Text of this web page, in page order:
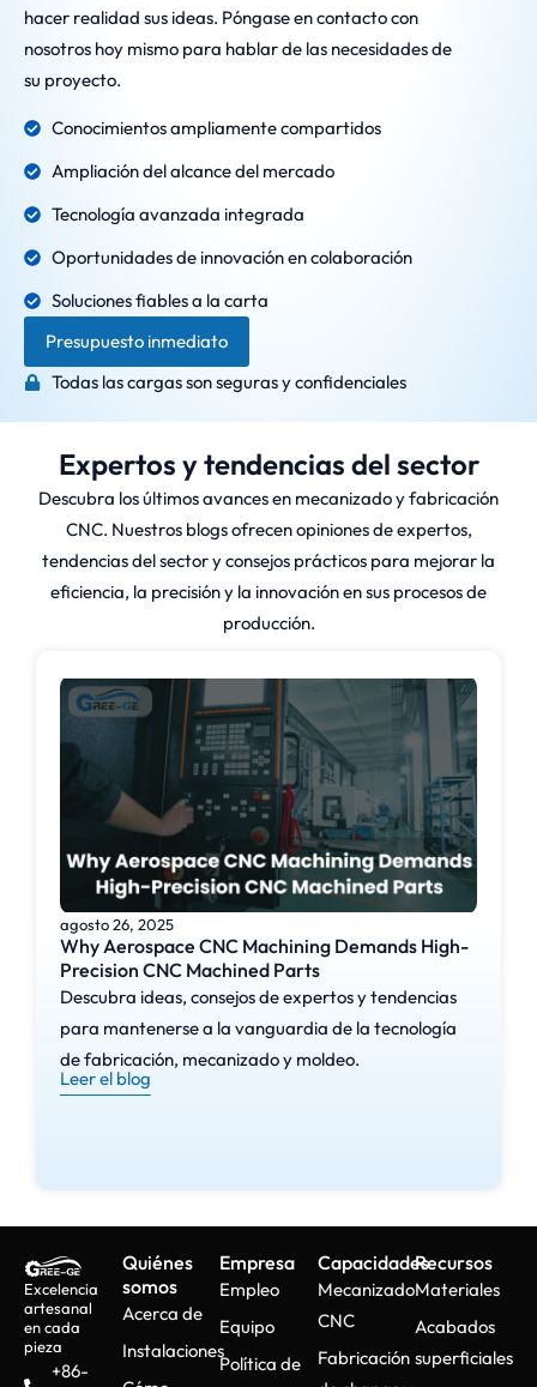
hacer realidad sus ideas. Póngase en contacto con
nosotros hoy mismo para hablar de las necesidades de
su proyecto.
Conocimientos ampliamente compartidos
Ampliación del alcance del mercado
Tecnología avanzada integrada
Oportunidades de innovación en colaboración
Soluciones fiables a la carta
Presupuesto inmediato
Todas las cargas son seguras y confidenciales
Expertos y tendencias del sector
Descubra los últimos avances en mecanizado y fabricación
CNC. Nuestros blogs ofrecen opiniones de expertos,
tendencias del sector y consejos prácticos para mejorar la
eficiencia, la precisión y la innovación en sus procesos de
producción.
agosto 26, 2025
Why Aerospace CNC Machining Demands High-
Precision CNC Machined Parts
Descubra ideas, consejos de expertos y tendencias
para mantenerse a la vanguardia de la tecnología
de fabricación, mecanizado y moldeo.
Leer el blog
Excelencia
artesanal
en cada
pieza
+86-
Quiénes
somos
Acerca de
Instalaciones
Empresa
Empleo
Equipo
Política de
Capacidades
Mecanizado
CNC
Fabricación
Recursos
Materiales
Acabados
superficiales